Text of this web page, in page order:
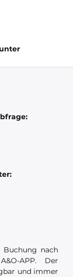
Buchung nach
APP. Der
und immer